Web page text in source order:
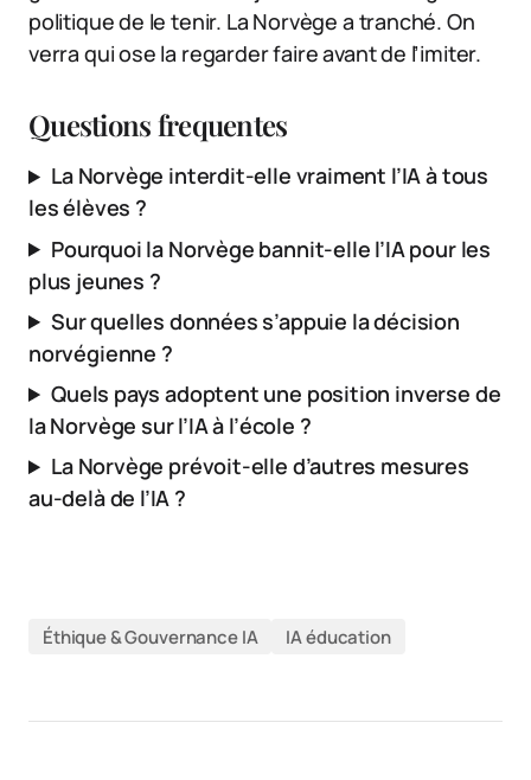
politique de le tenir. La Norvège a tranché. On
verra qui ose la regarder faire avant de l’imiter.
Questions frequentes
La Norvège interdit-elle vraiment l’IA à tous
les élèves ?
Pourquoi la Norvège bannit-elle l’IA pour les
plus jeunes ?
Sur quelles données s’appuie la décision
norvégienne ?
Quels pays adoptent une position inverse de
la Norvège sur l’IA à l’école ?
La Norvège prévoit-elle d’autres mesures
au-delà de l’IA ?
Éthique & Gouvernance IA IA éducation